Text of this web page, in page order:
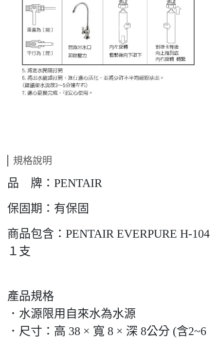
規格說明
品 牌：PENTAIR
保固期：有保固
商品包含：PENTAIR EVERPURE H-104
１支
產品規格
．水源限用自來水為水源
．尺寸：高 38 × 寬 8 × 深 8公分 (含2~6